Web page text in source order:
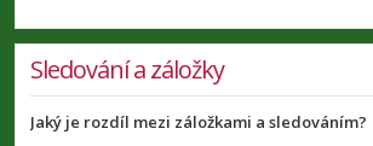
Sledování a záložky
Jaký je rozdíl mezi záložkami a sledováním?